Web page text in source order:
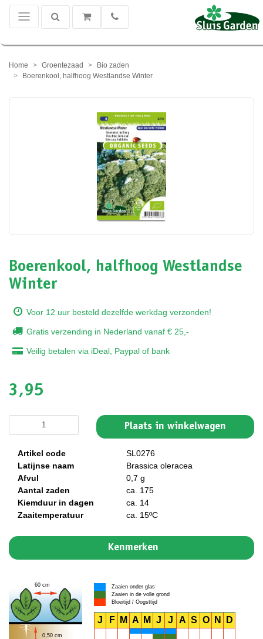
Home Groentezaad
Bio zaden
Boerenkool, halfhoog Westlandse Winter
Boerenkool, halfhoog Westlandse
Winter
Voor 12 uur besteld dezelfde werkdag verzonden!
Gratis verzending in Nederland vanaf € 25,-
Veilig betalen via iDeal, Paypal of bank
3,95
Plaats in winkelwagen
Artikel code
SL0276
Latijnse naam
Brassica oleracea
Afvul
0,7 g
Aantal zaden
ca. 175
Kiemduur in dagen
ca. 14
Zaaitemperatuur
ca. 15ºC
Kenmerken
0,50 cm
60 cm
Zaaien onder glas
Zaaien in de volle grond
Bloeitijd / Oogsttijd
J F M A M J J A S O N D